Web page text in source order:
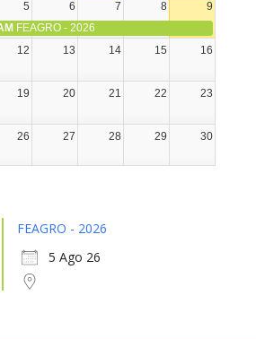
5 6 7 8
9
FEAGRO - 2026
12 13 14 15 16
19 20 21 22 23
26 27 28 29 30
FEAGRO - 2026
5 Ago 26